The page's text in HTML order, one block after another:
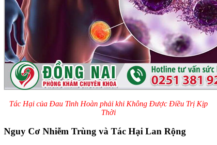
Tác Hại của Đau Tinh Hoàn phải khi Không Được Điều Trị Kịp
Thời
Nguy Cơ Nhiễm Trùng và Tác Hại Lan Rộng